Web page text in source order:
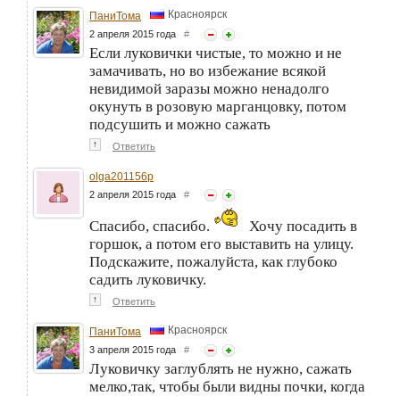
ПаниТома Красноярск
2 апреля 2015 года #
Если луковички чистые, то можно и не
замачивать, но во избежание всякой
невидимой заразы можно ненадолго
окунуть в розовую марганцовку, потом
подсушить и можно сажать
↑ Ответить
olga201156p
2 апреля 2015 года #
Спасибо, спасибо.
Хочу посадить в
горшок, а потом его выставить на улицу.
Подскажите, пожалуйста, как глубоко
садить луковичку.
↑ Ответить
ПаниТома Красноярск
3 апреля 2015 года #
Луковичку заглублять не нужно, сажать
мелко,так, чтобы были видны почки, когда